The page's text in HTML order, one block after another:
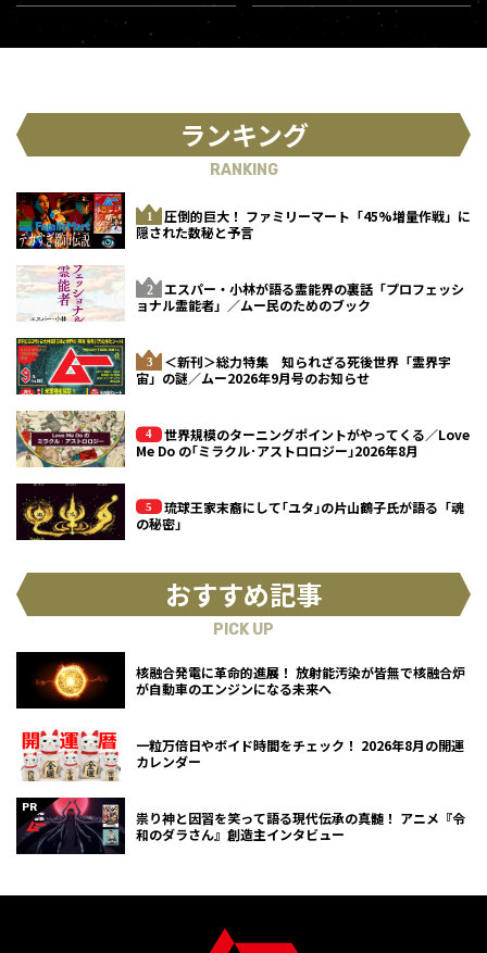
ランキング
RANKING
圧倒的巨大！ ファミリーマート「45%増量作戦」に
隠された数秘と予言
エスパー・小林が語る霊能界の裏話「プロフェッシ
ョナル霊能者」／ムー民のためのブック
＜新刊＞総力特集 知られざる死後世界「霊界宇
宙」の謎／ムー2026年9月号のお知らせ
世界規模のターニングポイントがやってくる／Love
Me Do の｢ミラクル･アストロロジー｣2026年8月
琉球王家末裔にして｢ユタ｣の片山鶴子氏が語る「魂
の秘密」
おすすめ記事
PICK UP
核融合発電に革命的進展！ 放射能汚染が皆無で核融合炉
が自動車のエンジンになる未来へ
一粒万倍日やボイド時間をチェック！ 2026年8月の開運
カレンダー
祟り神と因習を笑って語る現代伝承の真髄！ アニメ『令
和のダラさん』創造主インタビュー